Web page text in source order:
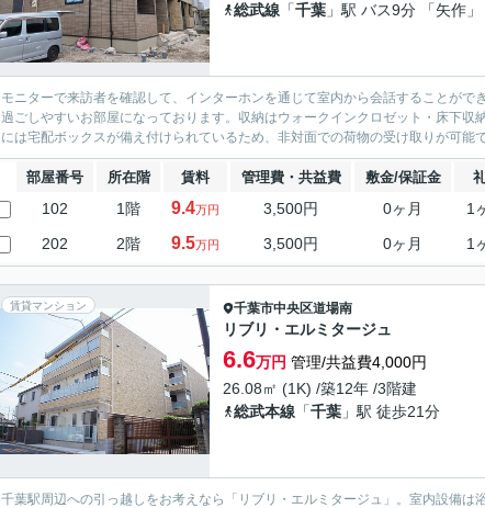
総武線 「千葉 」駅 バス9分 「矢作
モニターで来訪者を確認して、インターホンを通じて室内から会話することがで
過ごしやすいお部屋になっております。収納はウォークインクロゼット・床下
には宅配ボックスが備え付けられているため、非対面での荷物の受け取りが可能
部屋番号 所在階 賃料 管理費・共益費 敷金/保証金
102 1階 9.4万円 3,500円 0ヶ月 1
202 2階 9.5万円 3,500円 0ヶ月 1
賃貸マンション 千葉市中央区道場南
リブリ・エルミタージュ
6.6万円 管理/共益費4,000円
26.08㎡ (1K) /築12年 /3階建
総武本線 「千葉 」駅 徒歩21分
千葉駅周辺への引っ越しをお考えなら「リブリ・エルミタージュ」。室内設備